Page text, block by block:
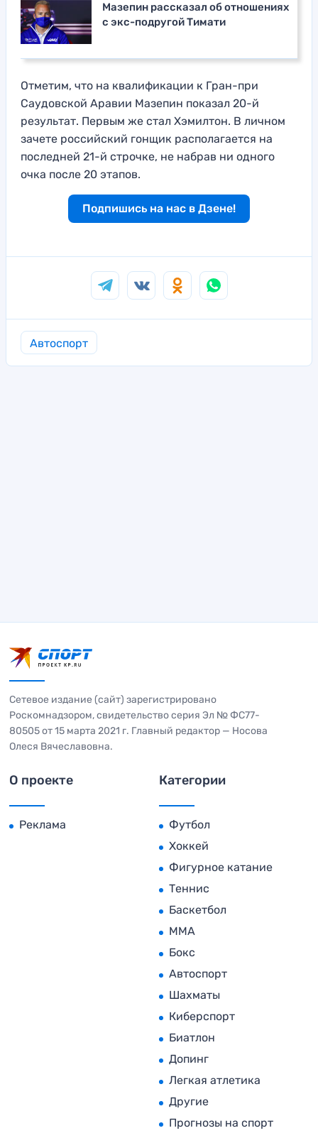
Мазепин рассказал об отношениях
с экс-подругой Тимати
Отметим, что на квалификации к Гран-при
Саудовской Аравии Мазепин показал 20-й
результат. Первым же стал Хэмилтон. В личном
зачете российский гонщик располагается на
последней 21-й строчке, не набрав ни одного
очка после 20 этапов.
Подпишись на нас в Дзене!
Автоспорт
Сетевое издание (сайт) зарегистрировано
Роскомнадзором, свидетельство серия Эл № ФС77-
80505 от 15 марта 2021 г. Главный редактор — Носова
Олеся Вячеславовна.
О проекте
Реклама
Категории
Футбол
Хоккей
Фигурное катание
Теннис
Баскетбол
MMA
Бокс
Автоспорт
Шахматы
Киберспорт
Биатлон
Допинг
Легкая атлетика
Другие
Прогнозы на спорт